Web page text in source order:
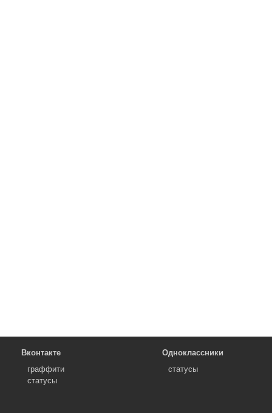
Вконтакте
граффити
статусы
Одноклассники
статусы